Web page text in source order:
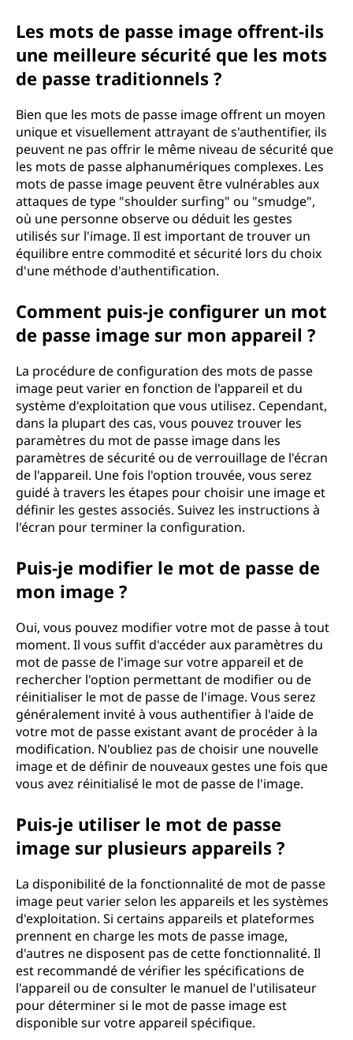
Les mots de passe image offrent-ils
une meilleure sécurité que les mots
de passe traditionnels ?
Bien que les mots de passe image offrent un moyen
unique et visuellement attrayant de s'authentifier, ils
peuvent ne pas offrir le même niveau de sécurité que
les mots de passe alphanumériques complexes. Les
mots de passe image peuvent être vulnérables aux
attaques de type "shoulder surfing" ou "smudge",
où une personne observe ou déduit les gestes
utilisés sur l'image. Il est important de trouver un
équilibre entre commodité et sécurité lors du choix
d'une méthode d'authentification.
Comment puis-je configurer un mot
de passe image sur mon appareil ?
La procédure de configuration des mots de passe
image peut varier en fonction de l'appareil et du
système d'exploitation que vous utilisez. Cependant,
dans la plupart des cas, vous pouvez trouver les
paramètres du mot de passe image dans les
paramètres de sécurité ou de verrouillage de l'écran
de l'appareil. Une fois l'option trouvée, vous serez
guidé à travers les étapes pour choisir une image et
définir les gestes associés. Suivez les instructions à
l'écran pour terminer la configuration.
Puis-je modifier le mot de passe de
mon image ?
Oui, vous pouvez modifier votre mot de passe à tout
moment. Il vous suffit d'accéder aux paramètres du
mot de passe de l'image sur votre appareil et de
rechercher l'option permettant de modifier ou de
réinitialiser le mot de passe de l'image. Vous serez
généralement invité à vous authentifier à l'aide de
votre mot de passe existant avant de procéder à la
modification. N'oubliez pas de choisir une nouvelle
image et de définir de nouveaux gestes une fois que
vous avez réinitialisé le mot de passe de l'image.
Puis-je utiliser le mot de passe
image sur plusieurs appareils ?
La disponibilité de la fonctionnalité de mot de passe
image peut varier selon les appareils et les systèmes
d'exploitation. Si certains appareils et plateformes
prennent en charge les mots de passe image,
d'autres ne disposent pas de cette fonctionnalité. Il
est recommandé de vérifier les spécifications de
l'appareil ou de consulter le manuel de l'utilisateur
pour déterminer si le mot de passe image est
disponible sur votre appareil spécifique.